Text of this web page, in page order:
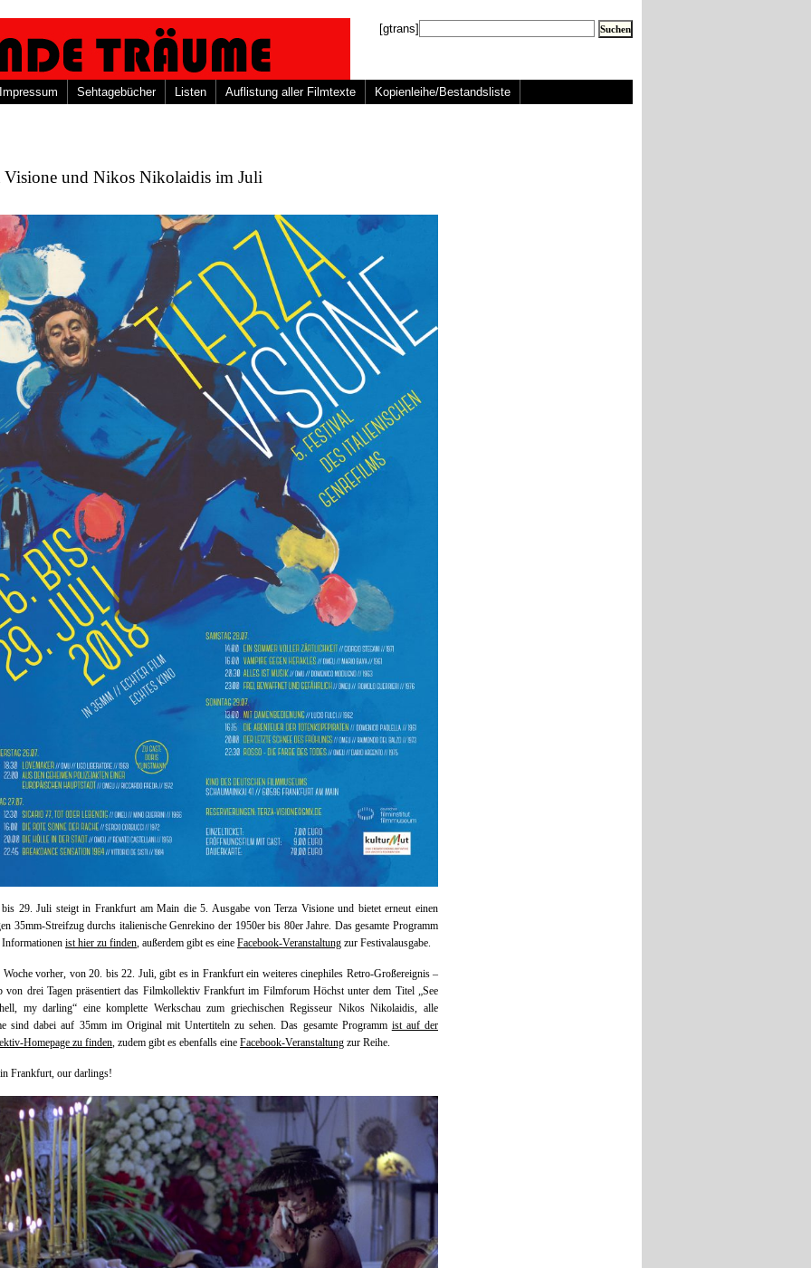
[gtrans]
Impressum Sehtagebücher Listen Auflistung aller Filmtexte Kopienleihe/Bestandsliste
Visione und Nikos Nikolaidis im Juli
29. Juli steigt in Frankfurt am Main die 5. Ausgabe von Terza Visione und bietet erneut einen
35mm-Streifzug durchs italienische Genrekino der 1950er bis 80er Jahre. Das gesamte Programm
ist hier zu finden, außerdem gibt es eine Facebook-Veranstaltung zur Festivalausgabe.
Woche vorher, von 20. bis 22. Juli, gibt es in Frankfurt ein weiteres cinephiles Retro-Großereignis –
von drei Tagen präsentiert das Filmkollektiv Frankfurt im Filmforum Höchst unter dem Titel „See
my darling“ eine komplette Werkschau zum griechischen Regisseur Nikos Nikolaidis, alle
sind dabei auf 35mm im Original mit Untertiteln zu sehen. Das gesamte Programm ist auf der
Homepage zu finden, zudem gibt es ebenfalls eine Facebook-Veranstaltung zur Reihe.
Frankfurt, our darlings!